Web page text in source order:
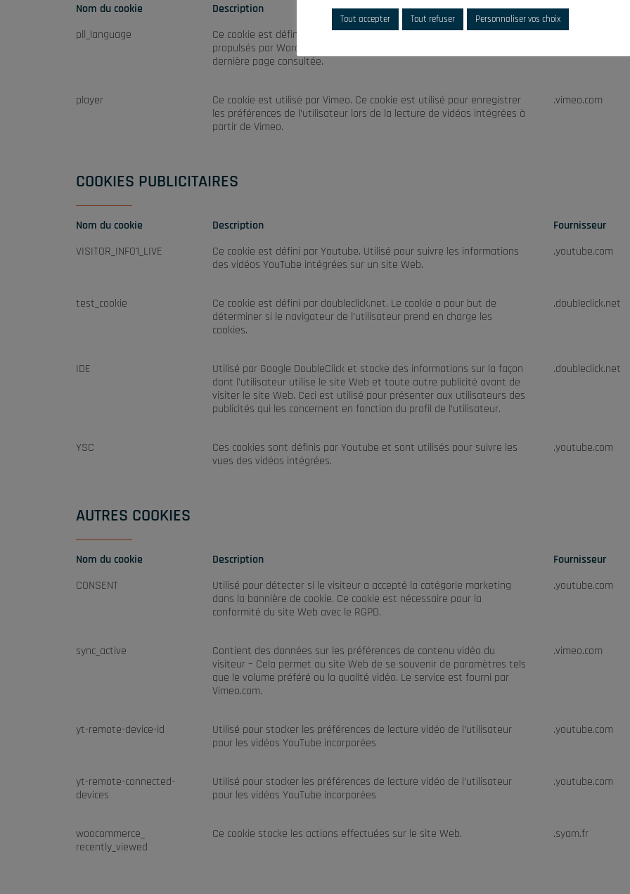
Nom du cookie Description Fournisseur
pll_language
Ce cookie est défini par le plugin Polylang pour les sites Web
propulsés par WordPress. Le cookie stocke le code de langue de la
dernière page consultée.
.syam.fr
player
Ce cookie est utilisé par Vimeo. Ce cookie est utilisé pour enregistrer
les préférences de l’utilisateur lors de la lecture de vidéos intégrées à
partir de Vimeo.
.vimeo.com
COOKIES PUBLICITAIRES
Nom du cookie Description Fournisseur
VISITOR_INFO1_LIVE
Ce cookie est défini par Youtube. Utilisé pour suivre les informations
des vidéos YouTube intégrées sur un site Web.
.youtube.com
test_cookie
Ce cookie est défini par doubleclick.net. Le cookie a pour but de
déterminer si le navigateur de l’utilisateur prend en charge les
cookies.
.doubleclick.net
IDE
Utilisé par Google DoubleClick et stocke des informations sur la façon
dont l’utilisateur utilise le site Web et toute autre publicité avant de
visiter le site Web. Ceci est utilisé pour présenter aux utilisateurs des
publicités qui les concernent en fonction du profil de l’utilisateur.
.doubleclick.net
YSC
Ces cookies sont définis par Youtube et sont utilisés pour suivre les
vues des vidéos intégrées.
.youtube.com
AUTRES COOKIES
Nom du cookie Description Fournisseur
CONSENT
Utilisé pour détecter si le visiteur a accepté la catégorie marketing
dans la bannière de cookie. Ce cookie est nécessaire pour la
conformité du site Web avec le RGPD.
.youtube.com
sync_active
Contient des données sur les préférences de contenu vidéo du
visiteur – Cela permet au site Web de se souvenir de paramètres tels
que le volume préféré ou la qualité vidéo. Le service est fourni par
Vimeo.com.
.vimeo.com
yt-remote-device-id
Utilisé pour stocker les préférences de lecture vidéo de l’utilisateur
pour les vidéos YouTube incorporées
.youtube.com
yt-remote-connected-
devices
Utilisé pour stocker les préférences de lecture vidéo de l’utilisateur
pour les vidéos YouTube incorporées
.youtube.com
woocommerce_
recently_viewed
Ce cookie stocke les actions effectuées sur le site Web. .syam.fr
Tout accepter Tout refuser Personnaliser vos choix